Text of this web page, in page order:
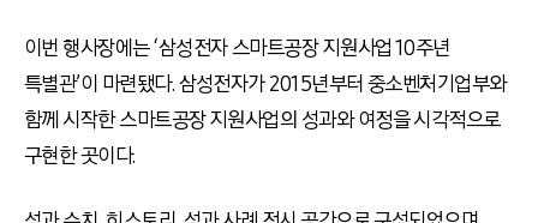
이번 행사장에는 ‘삼성전자 스마트공장 지원사업 10주년
특별관’이 마련됐다. 삼성전자가 2015년부터 중소벤처기업부와
함께 시작한 스마트공장 지원사업의 성과와 여정을 시각적으로
구현한 곳이다.